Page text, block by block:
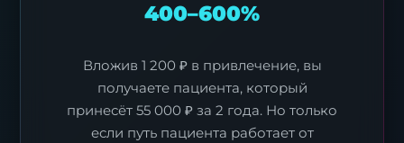
400–600%
Вложив 1 200 ₽ в привлечение, вы
получаете пациента, который
принесёт 55 000 ₽ за 2 года. Но только
если путь пациента работает от